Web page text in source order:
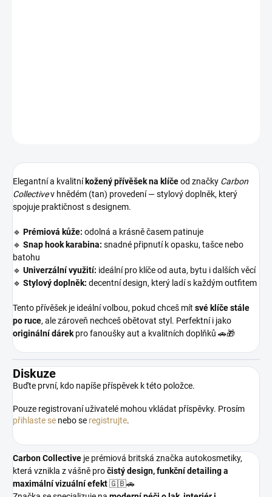
Elegantní a kvalitní kožený přívěšek na klíčeod značky Carbon
Collectivev hnědém (tan) provedení — stylový doplněk, který
spojuje praktičnost s designem.
🔹 Prémiová kůže: odolná a krásně časem patinuje
🔹 Snap hook karabina: snadné připnutí k opasku, tašce nebo
batohu
🔹 Univerzální využití: ideální pro klíče od auta, bytu i dalších věcí
🔹 Stylový doplněk: decentní design, který ladí s každým outfitem
Tento přívěšek je ideální volbou, pokud chceš mít své klíče stále
po ruce, ale zároveň nechceš obětovat styl. Perfektní i jako
originální dárekpro fanoušky aut a kvalitních doplňků 🚗🎁
Diskuze
Buďte první, kdo napíše příspěvek k této položce.
Pouze registrovaní uživatelé mohou vkládat příspěvky. Prosím
přihlaste se nebo se registrujte.
Carbon Collective je prémiová britská značka autokosmetiky,
která vznikla z vášně pročistý design, funkční detailing a
maximální vizuální efekt🇬🇧🚗